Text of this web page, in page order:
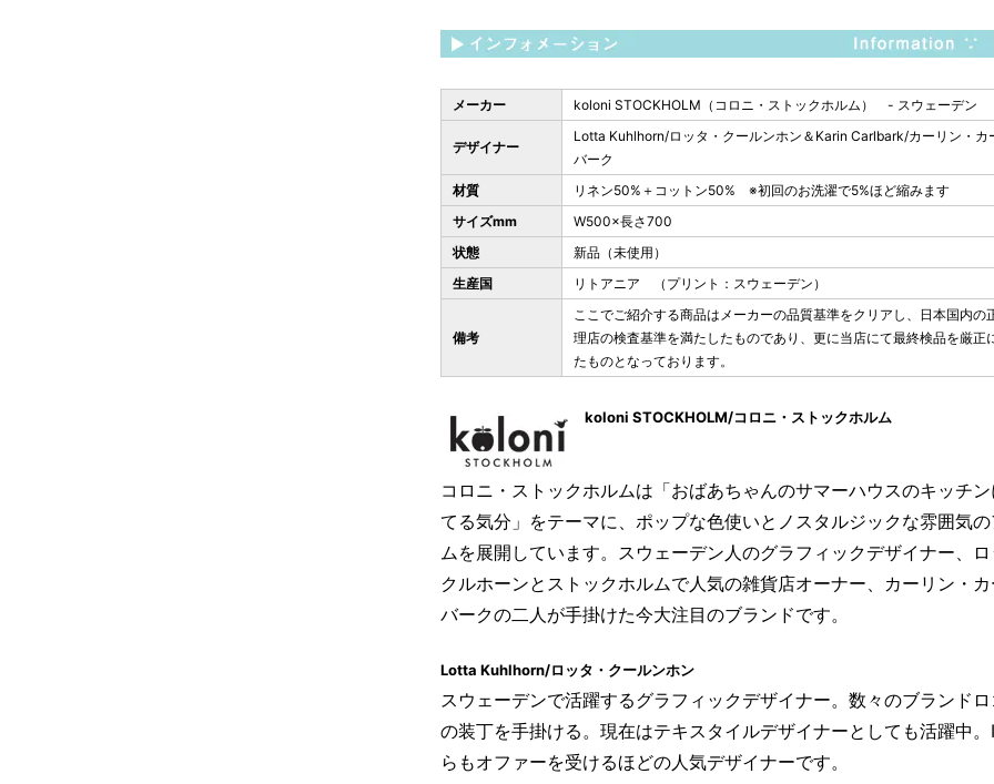
メーカー koloni STOCKHOLM（コロニ・ストックホルム） - スウェーデン
デザイナー
Lotta Kuhlhorn/ロッタ・クールンホン＆Karin Carlbark/カーリン・カ
バーク
材質
リネン50%＋コットン50% ※初回のお洗濯で5%ほど縮みます
サイズmm
W500×長さ700
状態
新品（未使用）
生産国
リトアニア （プリント：スウェーデン）
備考
ここでご紹介する商品はメーカーの品質基準をクリアし、日本国内の
理店の検査基準を満たしたものであり、更に当店にて最終検品を厳正
たものとなっております。
koloni STOCKHOLM/コロニ・ストックホルム
コロニ・ストックホルムは「おばあちゃんのサマーハウスのキッチン
てる気分」をテーマに、ポップな色使いとノスタルジックな雰囲気
ムを展開しています。スウェーデン人のグラフィックデザイナー、ロ
クルホーンとストックホルムで人気の雑貨店オーナー、カーリン・
バークの二人が手掛けた今大注目のブランドです。
Lotta Kuhlhorn/ロッタ・クールンホン
スウェーデンで活躍するグラフィックデザイナー。数々のブランド
の装丁を手掛ける。現在はテキスタイルデザイナーとしても活躍中。
らもオファーを受けるほどの人気デザイナーです。